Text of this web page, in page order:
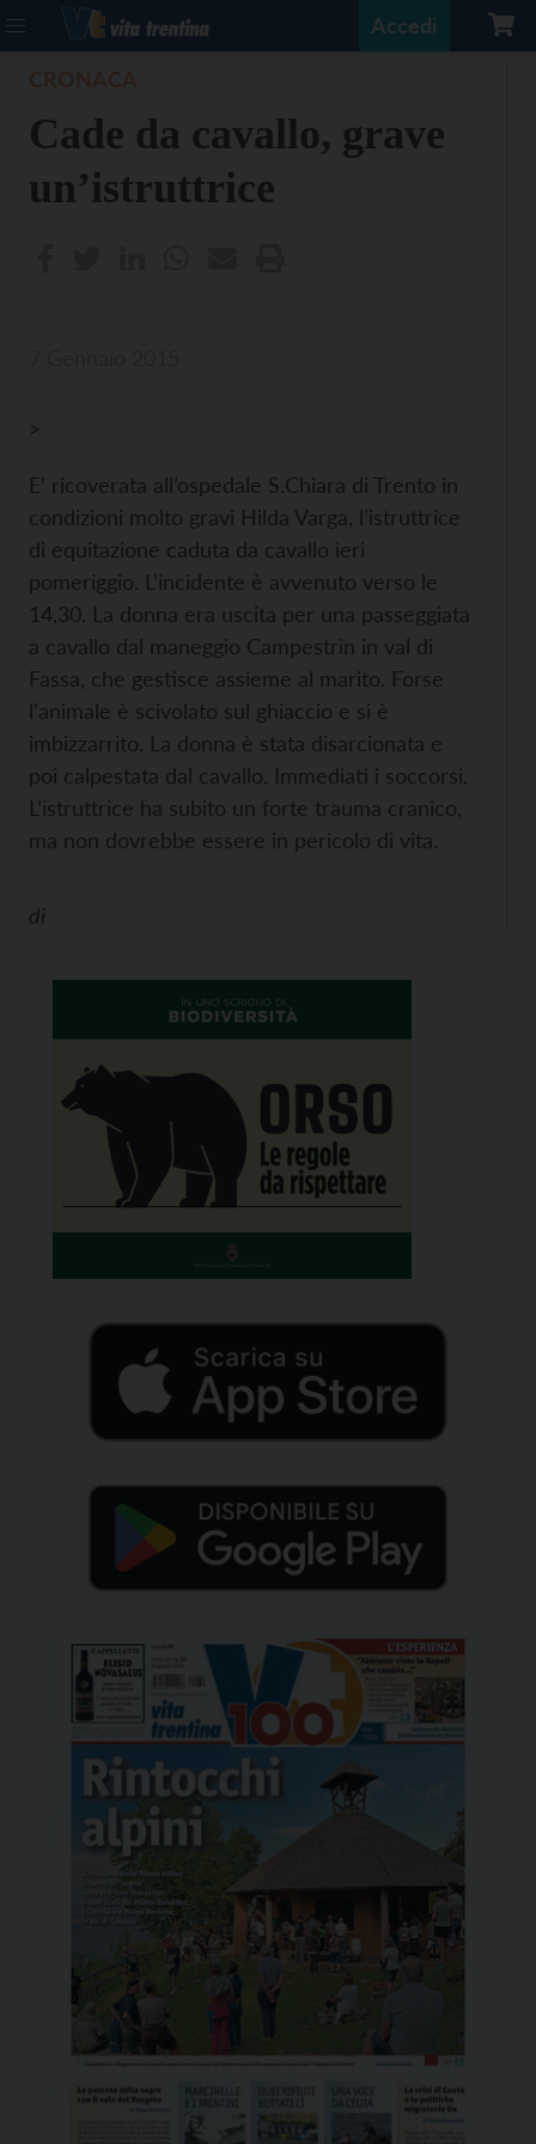
Accedi
Cade da cavallo, grave
un’istruttrice
>
E’ ricoverata all’ospedale S.Chiara di Trento in
condizioni molto gravi Hilda Varga, l’istruttrice
di equitazione caduta da cavallo ieri
pomeriggio. L’incidente è avvenuto verso le
14,30. La donna era uscita per una passeggiata
a cavallo dal maneggio Campestrin in val di
Fassa, che gestisce assieme al marito. Forse
l’animale è scivolato sul ghiaccio e si è
imbizzarrito. La donna è stata disarcionata e
poi calpestata dal cavallo. Immediati i soccorsi.
L’istruttrice ha subito un forte trauma cranico,
ma non dovrebbe essere in pericolo di vita.
di